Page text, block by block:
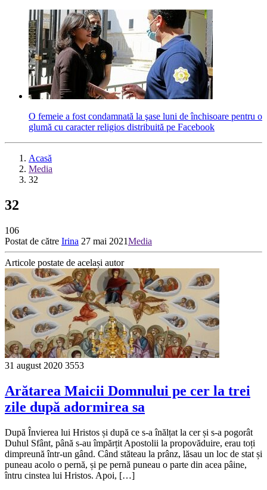
O femeie a fost condamnată la şase luni de închisoare pentru o
glumă cu caracter religios distribuită pe Facebook
Acasă
Media
32
32
106
Postat de către Irina 27 mai 2021Media
Articole postate de același autor
31 august 2020 3553
Arătarea Maicii Domnului pe cer la trei
zile după adormirea sa
După Învierea lui Hristos și după ce s-a înălțat la cer și s-a pogorât
Duhul Sfânt, până s-au împărțit Apostolii la propovăduire, erau toți
dimpreună într-un gând. Când stăteau la prânz, lăsau un loc de stat și
puneau acolo o pernă, și pe pernă puneau o parte din acea pâine,
întru cinstea lui Hristos. Apoi, […]